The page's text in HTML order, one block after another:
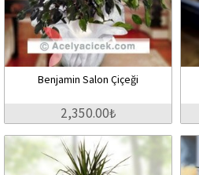
Benjamin Salon Çiçeği
2,350.00₺